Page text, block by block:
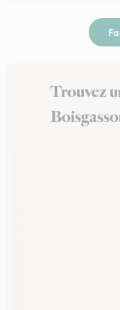
Trouvez